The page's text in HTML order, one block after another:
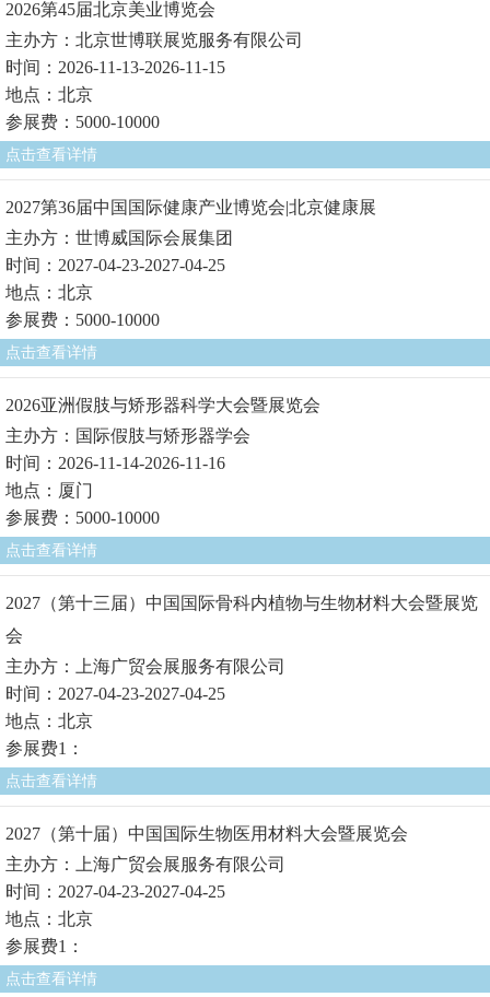
2026第45届北京美业博览会
主办方：北京世博联展览服务有限公司
时间：2026-11-13-2026-11-15
地点：北京
参展费：5000-10000
点击查看详情
2027第36届中国国际健康产业博览会|北京健康展
主办方：世博威国际会展集团
时间：2027-04-23-2027-04-25
地点：北京
参展费：5000-10000
点击查看详情
2026亚洲假肢与矫形器科学大会暨展览会
主办方：国际假肢与矫形器学会
时间：2026-11-14-2026-11-16
地点：厦门
参展费：5000-10000
点击查看详情
2027（第十三届）中国国际骨科内植物与生物材料大会暨展览
会
主办方：上海广贸会展服务有限公司
时间：2027-04-23-2027-04-25
地点：北京
参展费1：
点击查看详情
2027（第十届）中国国际生物医用材料大会暨展览会
主办方：上海广贸会展服务有限公司
时间：2027-04-23-2027-04-25
地点：北京
参展费1：
点击查看详情